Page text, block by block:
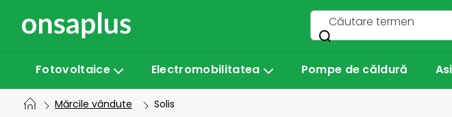
conținut
Fotovoltaice Electromobilitatea Pompe de căldură
Mărcile vândute Solis